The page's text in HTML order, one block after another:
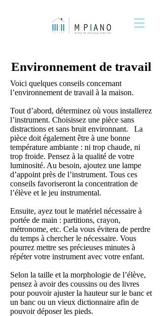
Environnement de travail
Voici quelques conseils concernant
l’environnement de travail à la maison.
Tout d’abord, déterminez où vous installerez
l’instrument. Choisissez une pièce sans
distractions et sans bruit environnant. La
pièce doit également être à une bonne
température ambiante : ni trop chaude, ni
trop froide. Pensez à la qualité de votre
luminosité. Au besoin, ajoutez une lampe
d’appoint près de l’instrument. Tous ces
conseils favoriseront la concentration de
l’élève et le jeu instrumental.
Ensuite, ayez tout le matériel nécessaire à
portée de main : partitions, crayon,
métronome, etc. Cela vous évitera de perdre
du temps à chercher le nécessaire. Vous
pourrez mettre ses précieuses minutes à
répéter votre instrument avec votre enfant.
Selon la taille et la morphologie de l’élève,
pensez à avoir des coussins ou des livres
pour pouvoir ajuster la hauteur sur le banc et
un banc ou un vieux dictionnaire afin de
pouvoir déposer les pieds.